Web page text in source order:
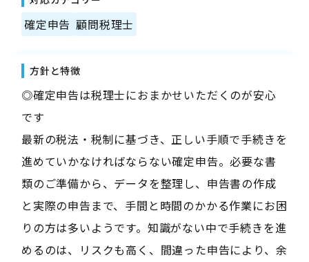
確定申告 顧問税理士
方針と特徴
◎確定申告は税理士におまかせいただくのが安心
です
最新の税法・税制に基づき、正しい手順で手続きを
進めていかなければならない確定申告。必要な書
類のご準備から、データを整理し、申告書の作成
と実際の申告まで、手間と時間のかかる作業にお困
りの方は多いようです。知識がない中で手続きを進
めるのは、リスクも高く、間違った申告により、余